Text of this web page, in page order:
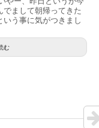
でまして朝帰ってきた
う事に気がつきまし
む